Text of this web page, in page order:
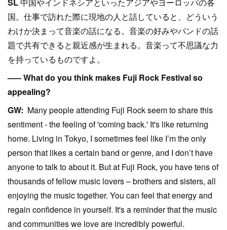
国。仕事で訪れた際に現地の人と話していると、どういう
わけか決まって音楽の話になる。音楽の好みやバンドの話
題で共有できると親近感が生まれる。音楽って不思議な力
を持っているものですよ。
––– What do you think makes Fuji Rock Festival so
appealing?
GW: Many people attending Fuji Rock seem to share this
sentiment - the feeling of 'coming back.' It's like returning
home. Living in Tokyo, I sometimes feel like I’m the only
person that likes a certain band or genre, and I don’t have
anyone to talk to about it. But at Fuji Rock, you have tens of
thousands of fellow music lovers – brothers and sisters, all
enjoying the music together. You can feel that energy and
regain confidence in yourself. It's a reminder that the music
and communities we love are incredibly powerful.